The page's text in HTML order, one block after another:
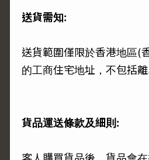
送貨需知:
送貨範圍僅限於香港地區(
的工商住宅地址，不包括離
貨品運送條款及細則: